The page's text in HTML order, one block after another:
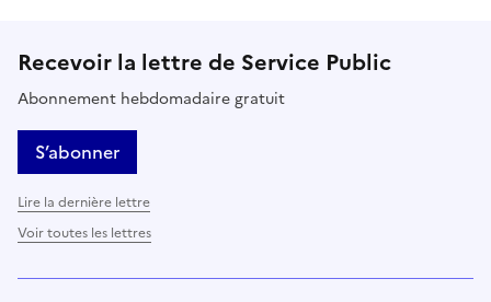
Recevoir la lettre de Service Public
Abonnement hebdomadaire gratuit
S’abonner
Lire la dernière lettre
Voir toutes les lettres